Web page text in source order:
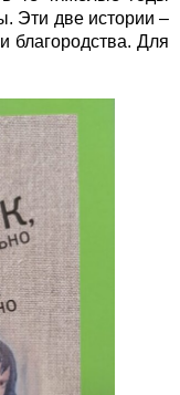
Эти две истории –
благородства. Для